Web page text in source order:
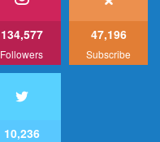
134,577
Followers
47,196
Subscribe
10,236